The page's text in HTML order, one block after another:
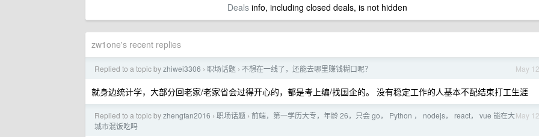
Dealsinfo, including closed deals, is not hidden
zw1one's recent replies
May 12
Replied to a topic byzhiwei3306 › 职场话题 › 不想在一线了，还能去哪里赚钱糊口呢？
就身边统计学，大部分回老家/老家省会过得开心的，都是考上编/找国企的。 没有稳定工作的人基本不配结束打工生涯
May 12
Replied to a topic byzhengfan2016 › 职场话题 › 前端，第一学历大专，年龄 26，只会 go， Python ， nodejs， react， vue 能在大
城市混饭吃吗